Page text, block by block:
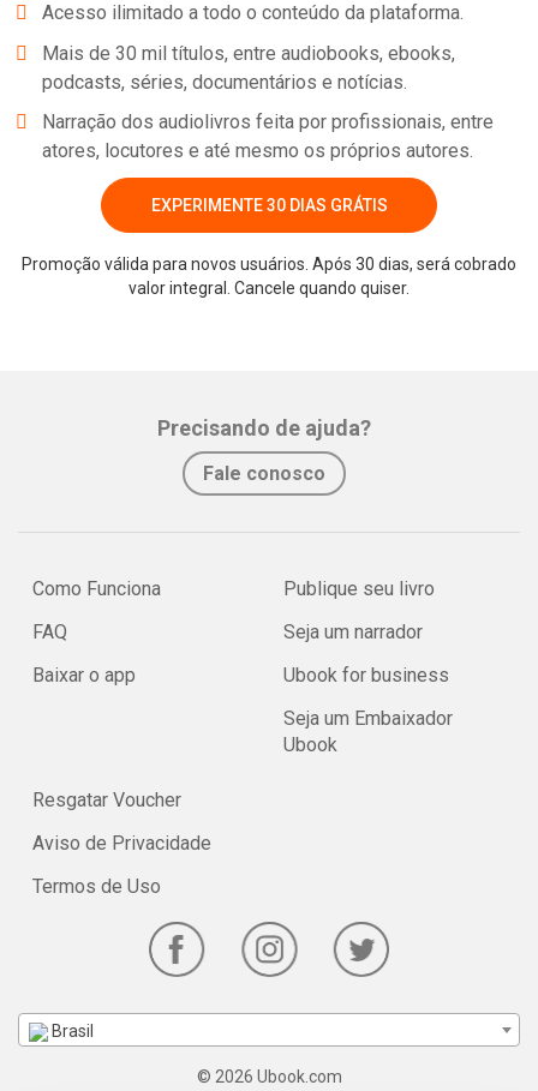
#unfiltered #nancyguthrie #kouririchins #britneyspears
Acesso ilimitado a todo o conteúdo da plataforma.
Mais de 30 mil títulos, entre audiobooks, ebooks,
podcasts, séries, documentários e notícias.
Narração dos audiolivros feita por profissionais, entre
atores, locutores e até mesmo os próprios autores.
EXPERIMENTE 30 DIAS GRÁTIS
Promoção válida para novos usuários. Após 30 dias, será cobrado
valor integral. Cancele quando quiser.
Precisando de ajuda?
Fale conosco
Como Funciona
FAQ
Baixar o app
Publique seu livro
Seja um narrador
Ubook for business
Seja um Embaixador
Ubook
Resgatar Voucher
Aviso de Privacidade
Termos de Uso
Brasil
© 2026 Ubook.com